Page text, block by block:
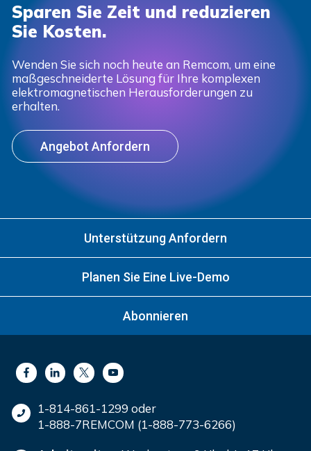
Sparen Sie Zeit und reduzieren
Sie Kosten.
Wenden Sie sich noch heute an Remcom, um eine
maßgeschneiderte Lösung für Ihre komplexen
elektromagnetischen Herausforderungen zu
erhalten.
Angebot Anfordern
Unterstützung Anfordern
Planen Sie Eine Live-Demo
Abonnieren
1-814-861-1299 oder
1-888-7REMCOM (1-888-773-6266)